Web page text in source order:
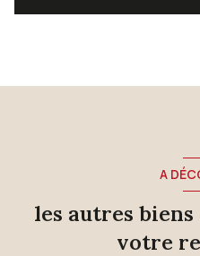
A
les autres
votre